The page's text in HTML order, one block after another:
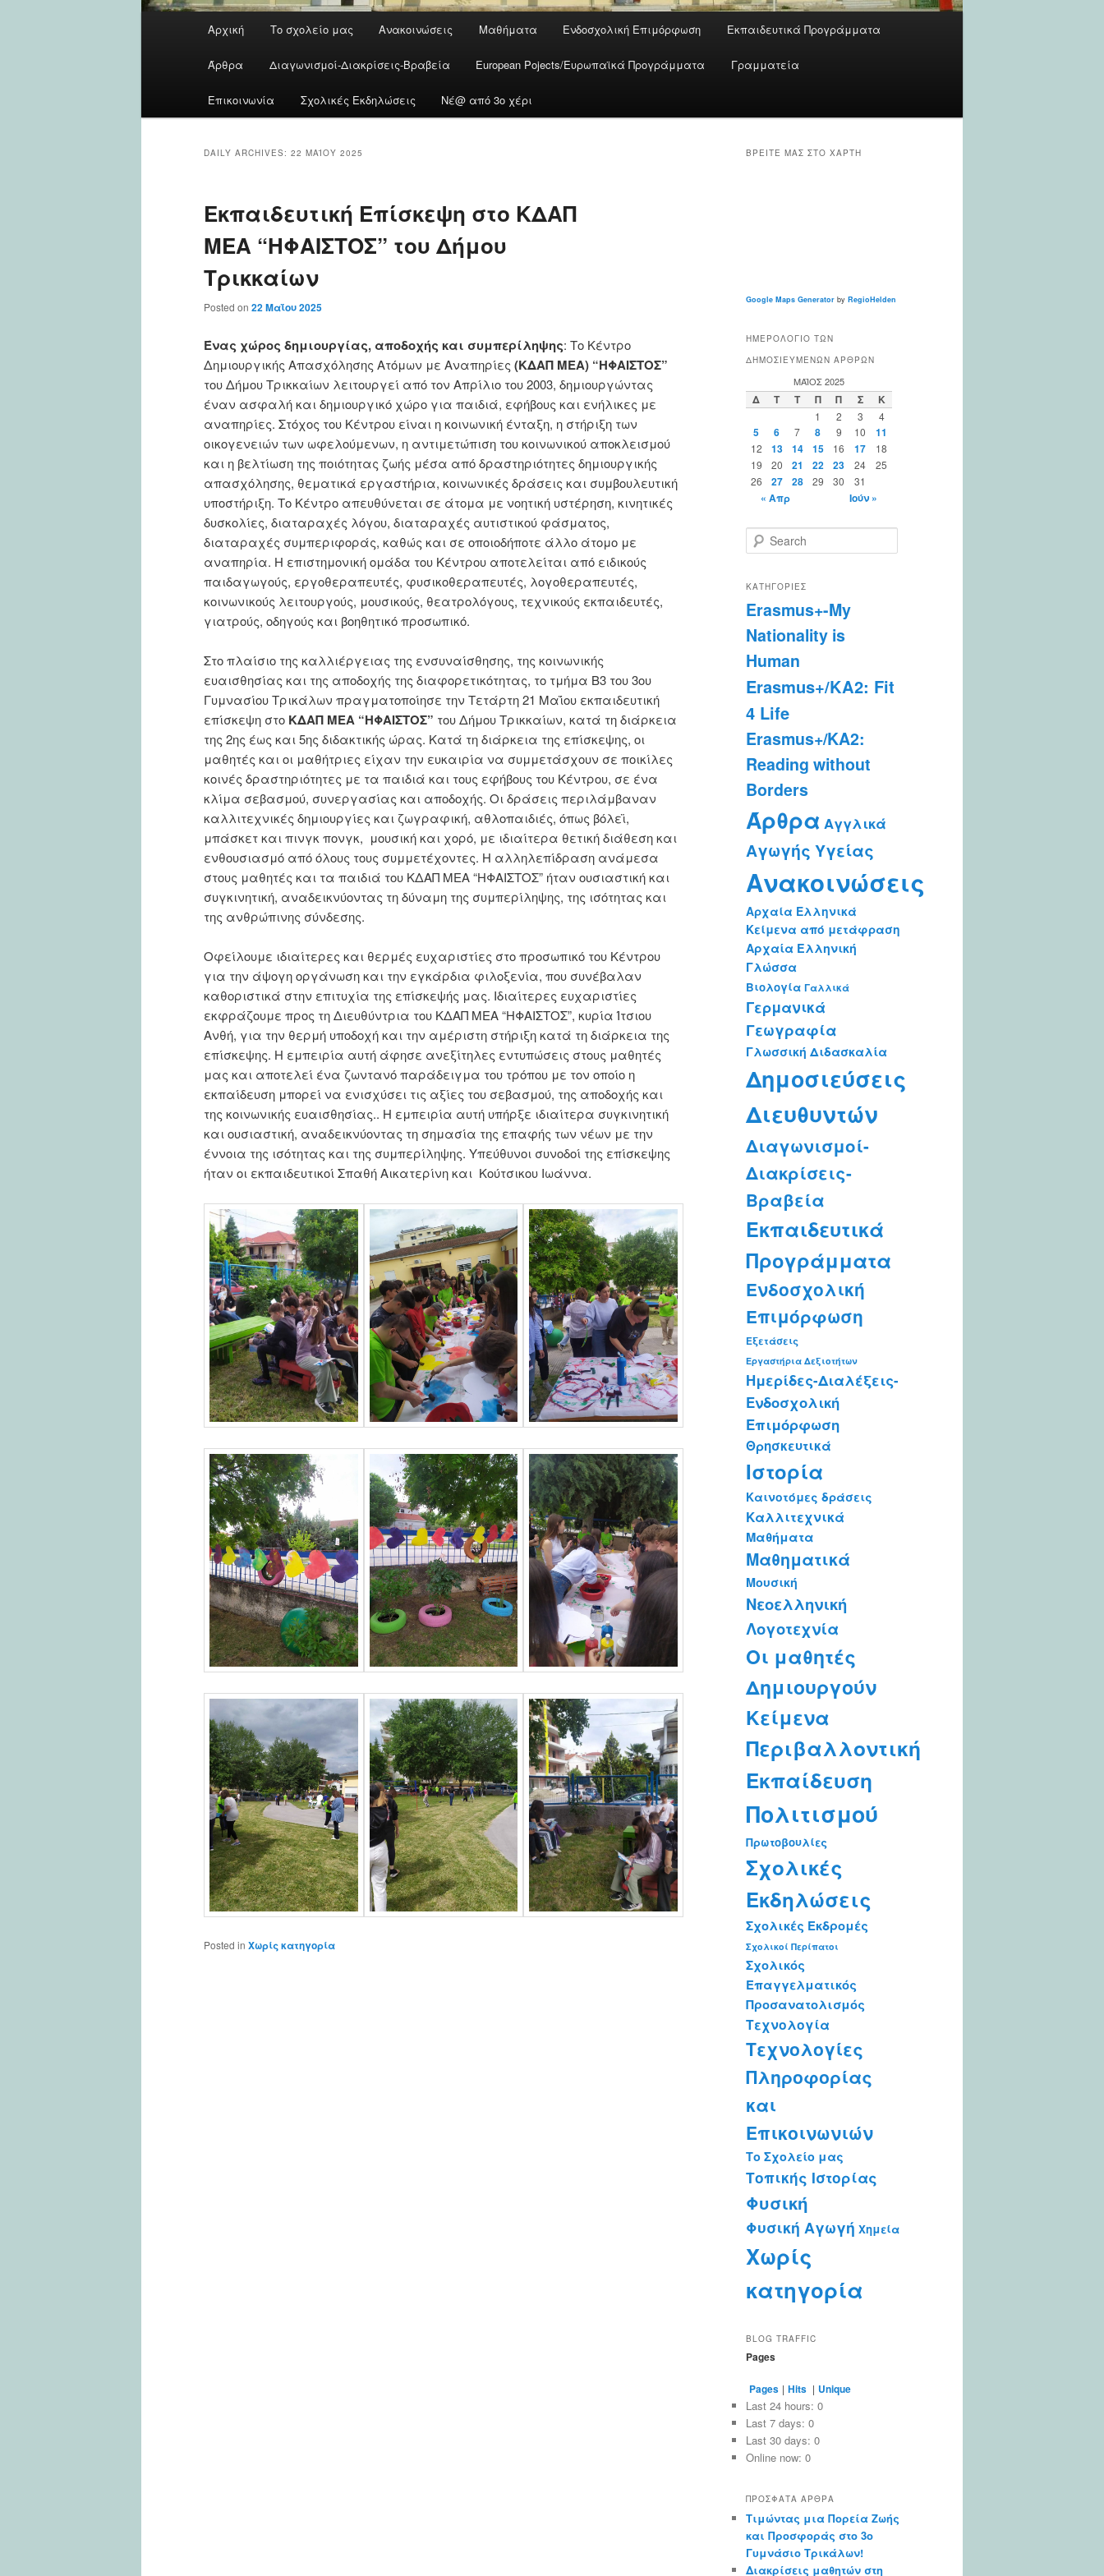
Αρχική Το σχολείο μας Ανακοινώσεις Μαθήματα Ενδοσχολική Επιμόρφωση Εκπαιδευτικά Προγράμματα
Άρθρα Διαγωνισμοί-Διακρίσεις-Βραβεία European Pojects/Ευρωπαϊκά Προγράμματα Γραμματεία
Επικοινωνία Σχολικές Εκδηλώσεις Νέ@ από 3ο χέρι
DAILY ARCHIVES: 22 ΜΑΪ́ΟΥ 2025
Εκπαιδευτική Επίσκεψη στο ΚΔΑΠ
ΜΕΑ “ΗΦΑΙΣΤΟΣ” του Δήμου
Τρικκαίων
Posted on 22 Μαΐου 2025
Ένας χώρος δημιουργίας, αποδοχής και συμπερίληψης: Το Κέντρο
Δημιουργικής Απασχόλησης Ατόμων με Αναπηρίες (ΚΔΑΠ ΜΕΑ) “ΗΦΑΙΣΤΟΣ”
του Δήμου Τρικκαίων λειτουργεί από τον Απρίλιο του 2003, δημιουργώντας
έναν ασφαλή και δημιουργικό χώρο για παιδιά, εφήβους και ενήλικες με
αναπηρίες. Στόχος του Κέντρου είναι η κοινωνική ένταξη, η στήριξη των
οικογενειών των ωφελούμενων, η αντιμετώπιση του κοινωνικού αποκλεισμού
και η βελτίωση της ποιότητας ζωής μέσα από δραστηριότητες δημιουργικής
απασχόλησης, θεματικά εργαστήρια, κοινωνικές δράσεις και συμβουλευτική
υποστήριξη. Το Κέντρο απευθύνεται σε άτομα με νοητική υστέρηση, κινητικές
δυσκολίες, διαταραχές λόγου, διαταραχές αυτιστικού φάσματος,
διαταραχές συμπεριφοράς, καθώς και σε οποιοδήποτε άλλο άτομο με
αναπηρία. Η επιστημονική ομάδα του Κέντρου αποτελείται από ειδικούς
παιδαγωγούς, εργοθεραπευτές, φυσικοθεραπευτές, λογοθεραπευτές,
κοινωνικούς λειτουργούς, μουσικούς, θεατρολόγους, τεχνικούς εκπαιδευτές,
γιατρούς, οδηγούς και βοηθητικό προσωπικό.
Στο πλαίσιο της καλλιέργειας της ενσυναίσθησης, της κοινωνικής
ευαισθησίας και της αποδοχής της διαφορετικότητας, το τμήμα Β3 του 3ου
Γυμνασίου Τρικάλων πραγματοποίησε την Τετάρτη 21 Μαΐου εκπαιδευτική
επίσκεψη στο ΚΔΑΠ ΜΕΑ “ΗΦΑΙΣΤΟΣ” του Δήμου Τρικκαίων, κατά τη διάρκεια
της 2ης έως και 5ης διδακτικής ώρας. Κατά τη διάρκεια της επίσκεψης, οι
μαθητές και οι μαθήτριες είχαν την ευκαιρία να συμμετάσχουν σε ποικίλες
κοινές δραστηριότητες με τα παιδιά και τους εφήβους του Κέντρου, σε ένα
κλίμα σεβασμού, συνεργασίας και αποδοχής. Οι δράσεις περιλάμβαναν
καλλιτεχνικές δημιουργίες και ζωγραφική, αθλοπαιδιές, όπως βόλεϊ,
μπάσκετ και πινγκ πονγκ, μουσική και χορό, με ιδιαίτερα θετική διάθεση και
ενθουσιασμό από όλους τους συμμετέχοντες. Η αλληλεπίδραση ανάμεσα
στους μαθητές και τα παιδιά του ΚΔΑΠ ΜΕΑ “ΗΦΑΙΣΤΟΣ” ήταν ουσιαστική και
συγκινητική, αναδεικνύοντας τη δύναμη της συμπερίληψης, της ισότητας και
της ανθρώπινης σύνδεσης.
Οφείλουμε ιδιαίτερες και θερμές ευχαριστίες στο προσωπικό του Κέντρου
για την άψογη οργάνωση και την εγκάρδια φιλοξενία, που συνέβαλαν
καθοριστικά στην επιτυχία της επίσκεψής μας. Ιδιαίτερες ευχαριστίες
εκφράζουμε προς τη Διευθύντρια του ΚΔΑΠ ΜΕΑ “ΗΦΑΙΣΤΟΣ”, κυρία Ίτσιου
Ανθή, για την θερμή υποδοχή και την αμέριστη στήριξη κατά τη διάρκεια της
επίσκεψης. Η εμπειρία αυτή άφησε ανεξίτηλες εντυπώσεις στους μαθητές
μας και αποτελεί ένα ζωντανό παράδειγμα του τρόπου με τον οποίο η
εκπαίδευση μπορεί να ενισχύσει τις αξίες του σεβασμού, της αποδοχής και
της κοινωνικής ευαισθησίας.. Η εμπειρία αυτή υπήρξε ιδιαίτερα συγκινητική
και ουσιαστική, αναδεικνύοντας τη σημασία της επαφής των νέων με την
έννοια της ισότητας και της συμπερίληψης. Υπεύθυνοι συνοδοί της επίσκεψης
ήταν οι εκπαιδευτικοί Σπαθή Αικατερίνη και Κούτσικου Ιωάννα.
Posted in Χωρίς κατηγορία
ΒΡΕΊΤΕ ΜΑΣ ΣΤΟ ΧΆΡΤΗ
Google Maps Generator by RegioHelden
ΗΜΕΡΟΛΌΓΙΟ ΤΩΝ
ΔΗΜΟΣΙΕΥΜΈΝΩΝ ΆΡΘΡΩΝ
ΜΆΙΟΣ 2025
Δ Τ Τ Π Π Σ Κ
1 2 3 4
5 6 7 8 9 10 11
12 13 14 15 16 17
18
19
20 21 22 23 24
25
26
27 28 29 30 31
« Απρ Ιούν »
e
r
h
ΚΑΤΗΓΟΡΊΕΣ
Erasmus+-My
Nationality is
Human
Erasmus+/KA2: Fit
4 Life
Erasmus+/KA2:
Reading without
Borders
Άρθρα Αγγλικά
Αγωγής Υγείας
Ανακοινώσεις
Αρχαία Ελληνικά
Κείμενα από μετάφραση
Αρχαία Ελληνική
Γλώσσα
Βιολογία Γαλλικά
Γερμανικά
Γεωγραφία
Γλωσσική Διδασκαλία
Δημοσιεύσεις
Διευθυντών
Διαγωνισμοί-
Διακρίσεις-
Βραβεία
Εκπαιδευτικά
Προγράμματα
Ενδοσχολική
Επιμόρφωση
Εξετάσεις
Εργαστήρια Δεξιοτήτων
Ημερίδες-Διαλέξεις-
Ενδοσχολική
Επιμόρφωση
Θρησκευτικά
Ιστορία
Καινοτόμες δράσεις
Καλλιτεχνικά
Μαθήματα
Μαθηματικά
Μουσική
Νεοελληνική
Λογοτεχνία
Οι μαθητές
Δημιουργούν
Κείμενα
Περιβαλλοντική
Εκπαίδευση
Πολιτισμού
Πρωτοβουλίες
Σχολικές
Εκδηλώσεις
Σχολικές Εκδρομές
Σχολικοί Περίπατοι
Σχολικός
Επαγγελματικός
Προσανατολισμός
Τεχνολογία
Τεχνολογίες
Πληροφορίας
και
Επικοινωνιών
Το Σχολείο μας
Τοπικής Ιστορίας
Φυσική
Φυσική Αγωγή Χημεία
Χωρίς
κατηγορία
BLOG TRAFFIC
Pages
Pages | Hits | Unique
Last 24 hours: 0
Last 7 days: 0
Last 30 days: 0
Online now: 0
ΠΡΌΣΦΑΤΑ ΆΡΘΡΑ
Τιμώντας μια Πορεία Ζωής
και Προσφοράς στο 3ο
Γυμνάσιο Τρικάλων!
Διακρίσεις μαθητών στη